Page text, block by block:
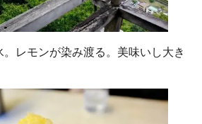
レモンが染み渡る。美味いし大き